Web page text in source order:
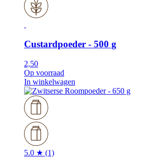
Custardpoeder - 500 g
2,50
Op voorraad
In winkelwagen
5.0 ★ (1)